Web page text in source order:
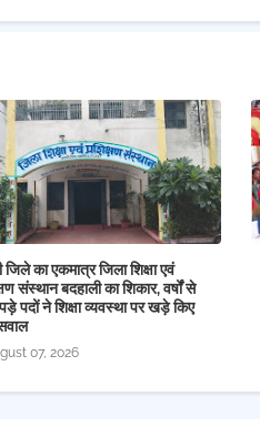
जिले का एकमात्र जिला शिक्षा एवं
संस्थान बदहाली का शिकार, वर्षों से
पदों ने शिक्षा व्यवस्था पर खड़े किए
07, 2026